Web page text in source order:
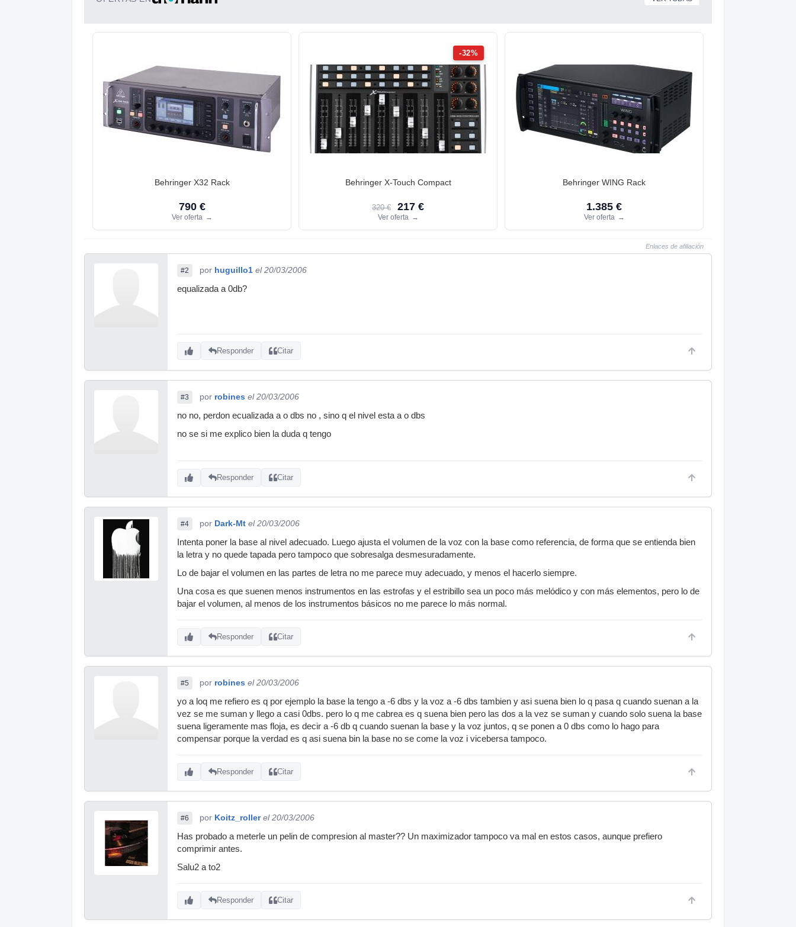
Behringer X32 Rack
790 €
Ver oferta →
-32%
Behringer X-Touch Compact
320 € 217 €
Ver oferta →
Behringer WING Rack
1.385 €
Ver oferta →
Enlaces de afiliación
#2 por huguillo1 el 20/03/2006
equalizada a 0db?
Responder Citar
#3 por robines el 20/03/2006
no no, perdon ecualizada a o dbs no , sino q el nivel esta a o dbs
no se si me explico bien la duda q tengo
Responder Citar
#4 por Dark-Mt el 20/03/2006
Intenta poner la base al nivel adecuado. Luego ajusta el volumen de la voz con la base como referencia, de forma que se entienda bien
la letra y no quede tapada pero tampoco que sobresalga desmesuradamente.
Lo de bajar el volumen en las partes de letra no me parece muy adecuado, y menos el hacerlo siempre.
Una cosa es que suenen menos instrumentos en las estrofas y el estribillo sea un poco más melódico y con más elementos, pero lo de
bajar el volumen, al menos de los instrumentos básicos no me parece lo más normal.
Responder Citar
#5 por robines el 20/03/2006
yo a loq me refiero es q por ejemplo la base la tengo a -6 dbs y la voz a -6 dbs tambien y asi suena bien lo q pasa q cuando suenan a la
vez se me suman y llego a casi 0dbs. pero lo q me cabrea es q suena bien pero las dos a la vez se suman y cuando solo suena la base
suena ligeramente mas floja, es decir a -6 db q cuando suenan la base y la voz juntos, q se ponen a 0 dbs como lo hago para
compensar porque la verdad es q asi suena bin la base no se come la voz i vicebersa tampoco.
Responder Citar
#6 por Koitz_roller el 20/03/2006
Has probado a meterle un pelin de compresion al master?? Un maximizador tampoco va mal en estos casos, aunque prefiero
comprimir antes.
Salu2 a to2
Responder Citar